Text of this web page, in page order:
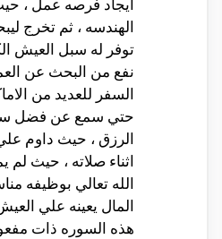
الهندسه ، ثم تخرج
توفر له سبل العيش
نفع من البحث عن
السفر للعديد من
حتي سمع عن فضل
الرزق ، حيث داوم
اثناء صلاته ، حيث لم
الله تعالي بوظيفه
المال يعينه علي
هذه السوره ذات